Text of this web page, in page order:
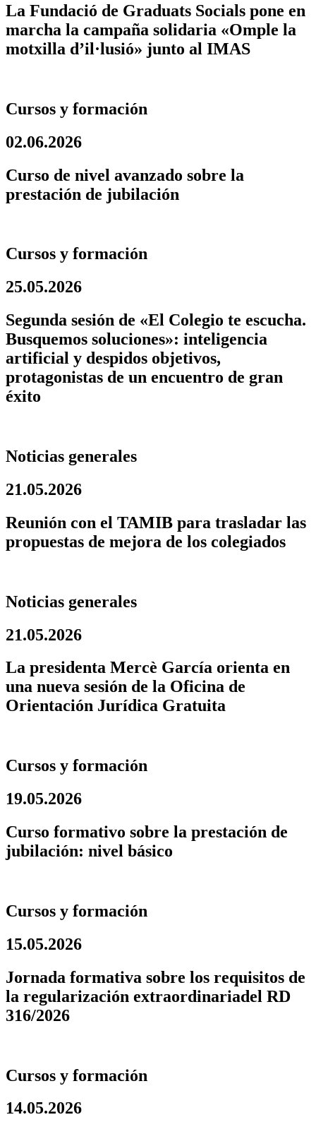
La Fundació de Graduats Socials pone en
marcha la campaña solidaria «Omple la
motxilla d’il·lusió» junto al IMAS
Cursos y formación
02.06.2026
Curso de nivel avanzado sobre la
prestación de jubilación
Cursos y formación
25.05.2026
Segunda sesión de «El Colegio te escucha.
Busquemos soluciones»: inteligencia
artificial y despidos objetivos,
protagonistas de un encuentro de gran
éxito
Noticias generales
21.05.2026
Reunión con el TAMIB para trasladar las
propuestas de mejora de los colegiados
Noticias generales
21.05.2026
La presidenta Mercè García orienta en
una nueva sesión de la Oficina de
Orientación Jurídica Gratuita
Cursos y formación
19.05.2026
Curso formativo sobre la prestación de
jubilación: nivel básico
Cursos y formación
15.05.2026
Jornada formativa sobre los requisitos de
la regularización extraordinariadel RD
316/2026
Cursos y formación
14.05.2026